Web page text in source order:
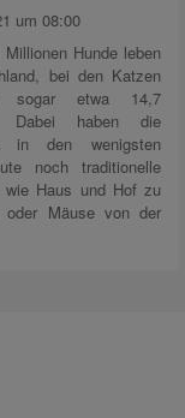
um 08:00
Millionen Hunde leben
bei den Katzen
etwa 14,7
Dabei haben die
in den wenigsten
noch traditionelle
wie Haus und Hof zu
oder Mäuse von der